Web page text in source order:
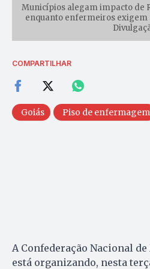
Municípios alegam impacto de
enquanto enfermeiros exigem
COMPARTILHAR
Goiás Piso de enfermagem
A Confederação Nacional
está organizando, nesta